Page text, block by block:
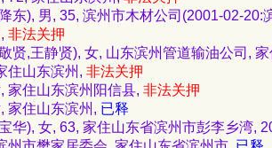
东), 男, 35, 滨州市木材公司(2001-02-
非法关押
贤,王静贤), 女, 山东滨州管道输油公司,
住山东滨州, 非法关押
家住山东滨州阳信县, 非法关押
家住山东滨州, 已释
华), 女, 63, 家住山东省滨州市彭李乡湾,